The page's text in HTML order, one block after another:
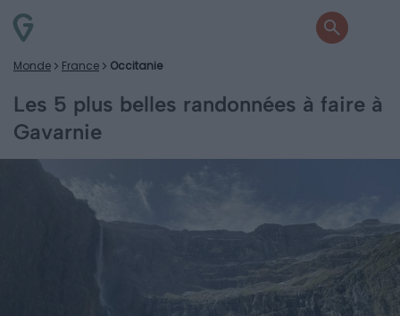
Monde France Occitanie
Les 5 plus belles randonnées à faire à
Gavarnie